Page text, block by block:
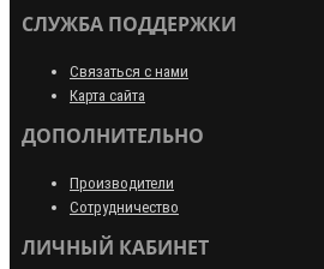
СЛУЖБА ПОДДЕРЖКИ
Связаться с нами
Карта сайта
ДОПОЛНИТЕЛЬНО
Производители
Сотрудничество
ЛИЧНЫЙ КАБИНЕТ